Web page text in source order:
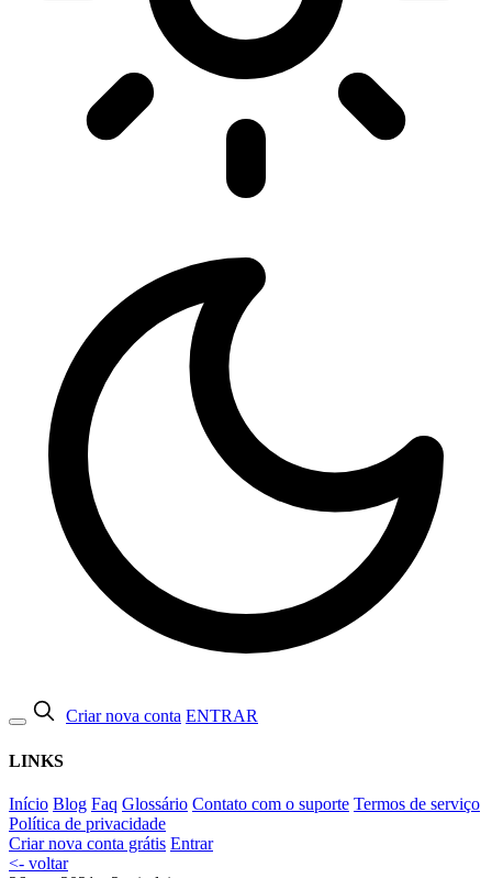
Criar nova conta ENTRAR
LINKS
Início Blog Faq Glossário Contato com o suporte Termos de serviço
Política de privacidade
Criar nova conta grátis Entrar
<- voltar